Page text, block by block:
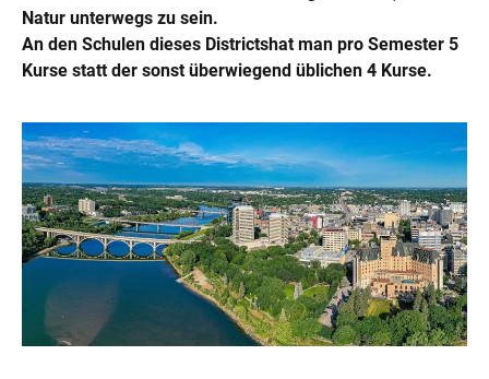
Natur unterwegs zu sein.
An den Schulen dieses Districtshat man pro Semester 5
Kurse statt der sonst überwiegend üblichen 4 Kurse.